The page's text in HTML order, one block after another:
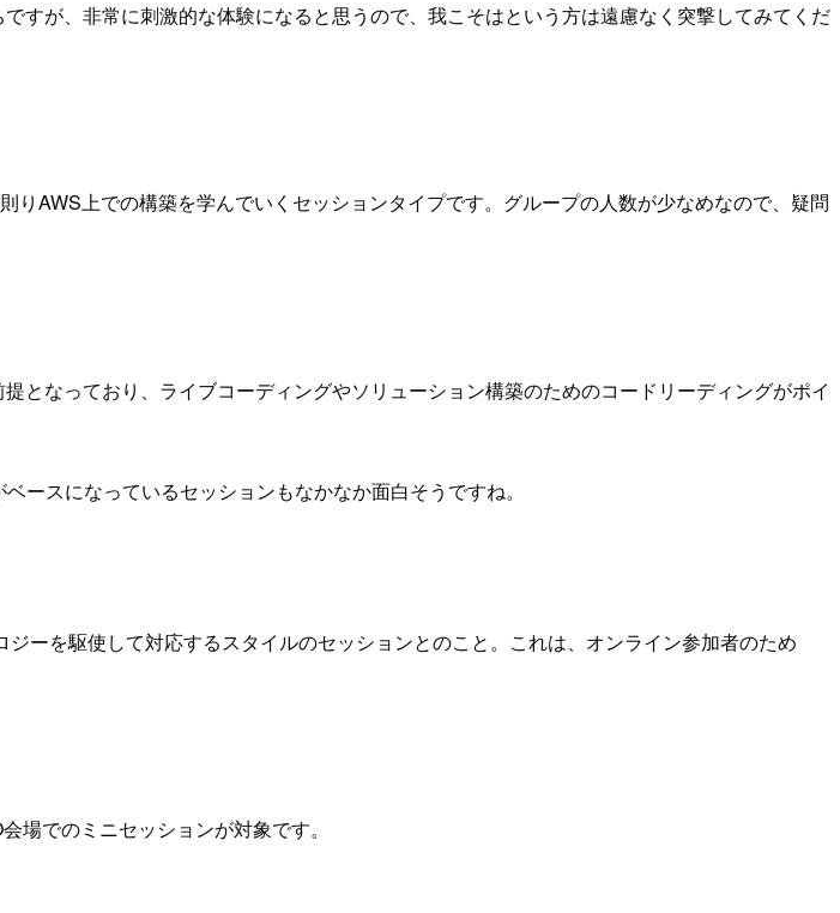
すが、非常に刺激的な体験になると思うので、我こそはという方は遠慮なく突撃してみてくだ
AWS上での構築を学んでいくセッションタイプです。グループの人数が少なめなので、疑問
となっており、ライブコーディングやソリューション構築のためのコードリーディングがポイ
ースになっているセッションもなかなか面白そうですね。
ーを駆使して対応するスタイルのセッションとのこと。これは、オンライン参加者のため
場でのミニセッションが対象です。